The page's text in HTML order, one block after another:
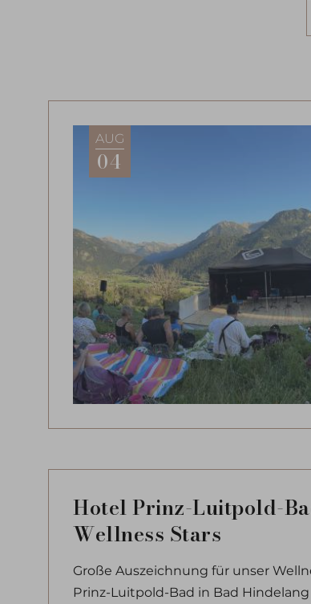
AUG
04
Hotel Prinz-Luitpold-
Wellness Stars
Große Auszeichnung für unser
Prinz-Luitpold-Bad in Bad